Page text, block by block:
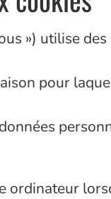
») utilise
pour